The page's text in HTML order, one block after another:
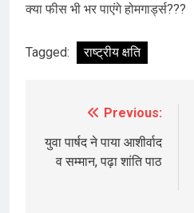
क्या फीस भी भर पाएंगे होमगार्ड्स???
Tagged: राष्ट्रीय क्षति
navigation
Previous:
युवा पार्षद ने पाया आशीर्वाद
व सम्मान, पढ़ा शांति पाठ